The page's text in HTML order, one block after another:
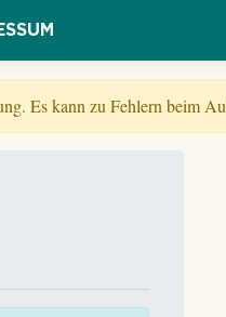
Es kann zu Fehlern beim